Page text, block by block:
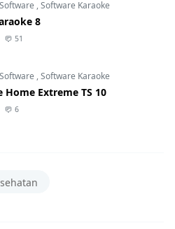
Software ,Software Karaoke
8
51
Software ,Software Karaoke
Home Extreme TS 10
6